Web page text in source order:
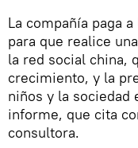
La compañía paga
para que realice
la red social china,
crecimiento, y la
niños y la sociedad
informe, que cita
consultora.